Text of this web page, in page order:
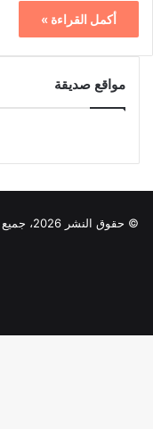
أكمل القراءة »
مواقع صديقة
© حقوق النشر 2026، جميع الحقوق محفوظة |